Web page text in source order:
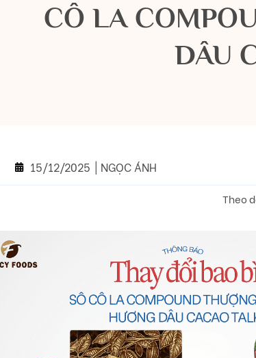
CÔ LA
DÂU
15/12/2025 | NGỌC ÁNH
Theo